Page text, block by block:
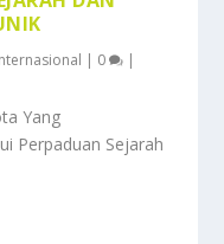
| 0 |
Yang
Perpaduan Sejarah